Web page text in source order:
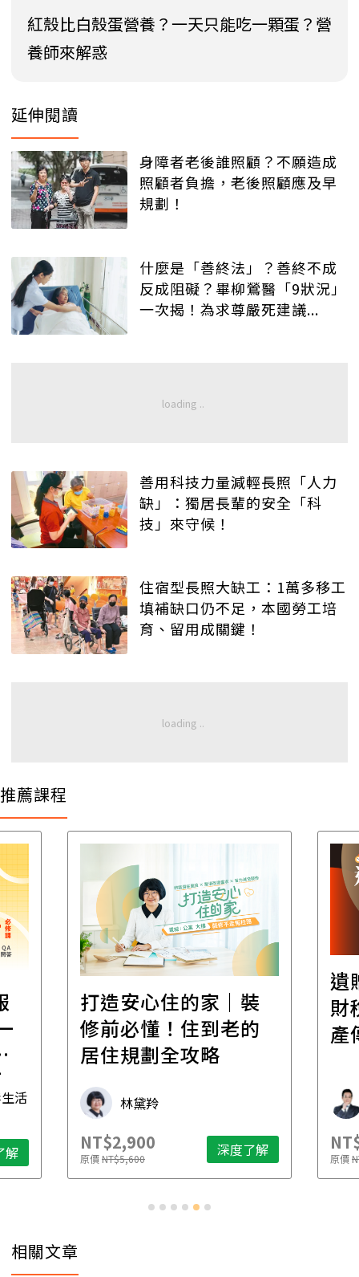
紅殼比白殼蛋營養？一天只能吃一顆蛋？營
養師來解惑
延伸閱讀
身障者老後誰照顧？不願造成
照顧者負擔，老後照顧應及早
規劃！
什麼是「善終法」？善終不成
反成阻礙？畢柳鶯醫「9狀況」
一次揭！為求尊嚴死建議...
善用科技力量減輕長照「人力
缺」：獨居長輩的安全「科
技」來守候！
住宿型長照大缺工：1萬多移工
填補缺口仍不足，本國勞工培
育、留用成關鍵！
推薦課程
活
解
打造安心住的家｜裝
修前必懂！住到老的
居住規劃全攻略
林黛羚
NT$2,900
原價NT$5,600 深度了解
遺
財
產
原價
相關文章